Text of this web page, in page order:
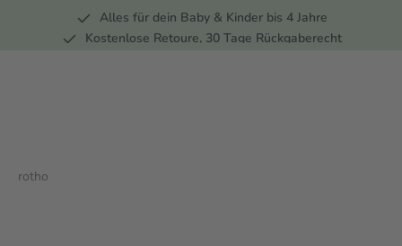
Zur Hauptnavigation springen
Alles für dein Baby & Kinder bis 4 Jahre
Kostenlose Retoure, 30 Tage Rückgaberecht
rotho